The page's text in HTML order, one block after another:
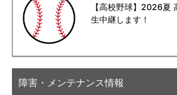
【高校野球】2026夏
生中継します！
障害・メンテナンス情報